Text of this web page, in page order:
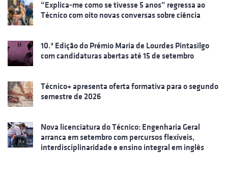
“Explica-me como se tivesse 5 anos” regressa ao
Técnico com oito novas conversas sobre ciência
10.ª Edição do Prémio Maria de Lourdes Pintasilgo
com candidaturas abertas até 15 de setembro
Técnico+ apresenta oferta formativa para o segundo
semestre de 2026
Nova licenciatura do Técnico: Engenharia Geral
arranca em setembro com percursos flexíveis,
interdisciplinaridade e ensino integral em inglês